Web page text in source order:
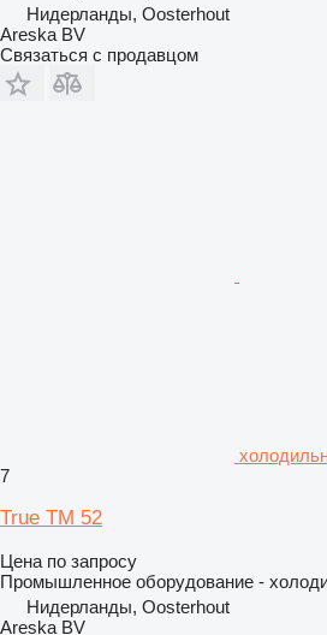
Нидерланды, Oosterhout
Areska BV
Связаться с продавцом
7
True TM 52
Цена по запросу
Промышленное оборудование -
Нидерланды, Oosterhout
Areska BV